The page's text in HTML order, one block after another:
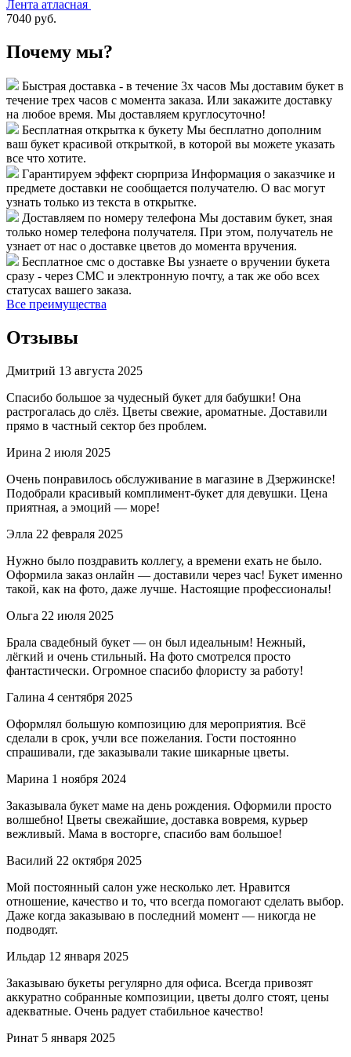
Лента атласная
7040 руб.
Почему мы?
Быстрая доставка - в течение 3х часов Мы доставим букет в
течение трех часов с момента заказа. Или закажите доставку
на любое время. Мы доставляем круглосуточно!
Бесплатная открытка к букету Мы бесплатно дополним
ваш букет красивой открыткой, в которой вы можете указать
все что хотите.
Гарантируем эффект сюрприза Информация о заказчике и
предмете доставки не сообщается получателю. О вас могут
узнать только из текста в открытке.
Доставляем по номеру телефона Мы доставим букет, зная
только номер телефона получателя. При этом, получатель не
узнает от нас о доставке цветов до момента вручения.
Бесплатное смс о доставке Вы узнаете о вручении букета
сразу - через СМС и электронную почту, а так же обо всех
статусах вашего заказа.
Все преимущества
Отзывы
Дмитрий 13 августа 2025
Спасибо большое за чудесный букет для бабушки! Она
растрогалась до слёз. Цветы свежие, ароматные. Доставили
прямо в частный сектор без проблем.
Ирина 2 июля 2025
Очень понравилось обслуживание в магазине в Дзержинске!
Подобрали красивый комплимент-букет для девушки. Цена
приятная, а эмоций — море!
Элла 22 февраля 2025
Нужно было поздравить коллегу, а времени ехать не было.
Оформила заказ онлайн — доставили через час! Букет именно
такой, как на фото, даже лучше. Настоящие профессионалы!
Ольга 22 июля 2025
Брала свадебный букет — он был идеальным! Нежный,
лёгкий и очень стильный. На фото смотрелся просто
фантастически. Огромное спасибо флористу за работу!
Галина 4 сентября 2025
Оформлял большую композицию для мероприятия. Всё
сделали в срок, учли все пожелания. Гости постоянно
спрашивали, где заказывали такие шикарные цветы.
Марина 1 ноября 2024
Заказывала букет маме на день рождения. Оформили просто
волшебно! Цветы свежайшие, доставка вовремя, курьер
вежливый. Мама в восторге, спасибо вам большое!
Василий 22 октября 2025
Мой постоянный салон уже несколько лет. Нравится
отношение, качество и то, что всегда помогают сделать выбор.
Даже когда заказываю в последний момент — никогда не
подводят.
Ильдар 12 января 2025
Заказываю букеты регулярно для офиса. Всегда привозят
аккуратно собранные композиции, цветы долго стоят, цены
адекватные. Очень радует стабильное качество!
Ринат 5 января 2025